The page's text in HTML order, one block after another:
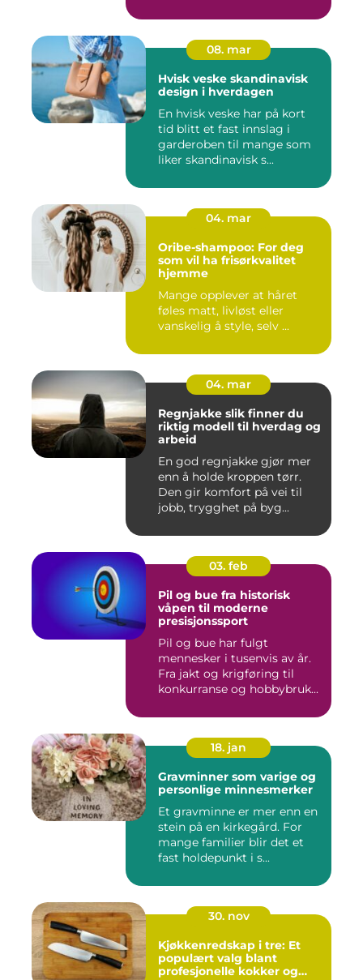
08. mar
Hvisk veske skandinavisk
design i hverdagen
En hvisk veske har på kort
tid blitt et fast innslag i
garderoben til mange som
liker skandinavisk s...
04. mar
Oribe-shampoo: For deg
som vil ha frisørkvalitet
hjemme
Mange opplever at håret
føles matt, livløst eller
vanskelig å style, selv ...
04. mar
Regnjakke slik finner du
riktig modell til hverdag og
arbeid
En god regnjakke gjør mer
enn å holde kroppen tørr.
Den gir komfort på vei til
jobb, trygghet på byg...
03. feb
Pil og bue fra historisk
våpen til moderne
presisjonssport
Pil og bue har fulgt
mennesker i tusenvis av år.
Fra jakt og krigføring til
konkurranse og hobbybruk...
18. jan
Gravminner som varige og
personlige minnesmerker
Et gravminne er mer enn en
stein på en kirkegård. For
mange familier blir det et
fast holdepunkt i s...
30. nov
Kjøkkenredskap i tre: Et
populært valg blant
profesjonelle kokker og